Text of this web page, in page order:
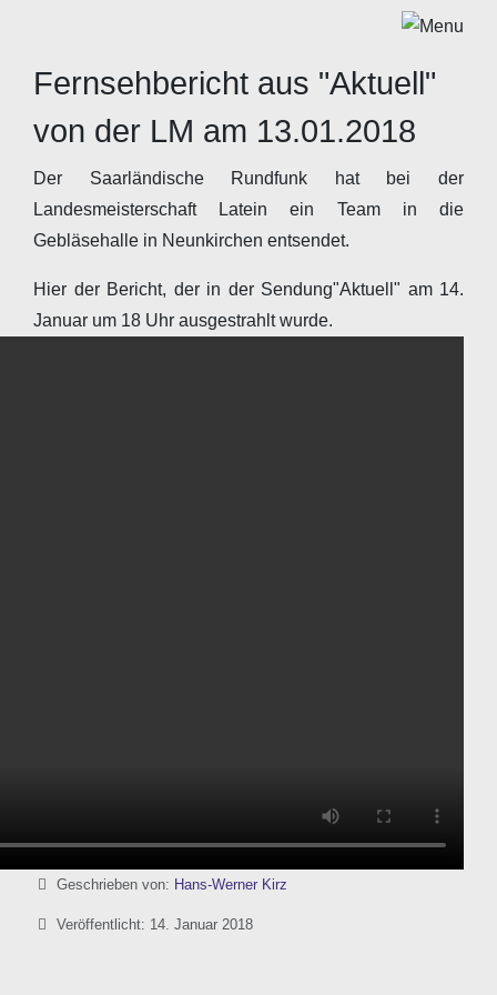
Fernsehbericht aus "Aktuell"
von der LM am 13.01.2018
Der Saarländische Rundfunk hat bei der
Landesmeisterschaft Latein ein Team in die
Gebläsehalle in Neunkirchen entsendet.
Hier der Bericht, der in der Sendung"Aktuell" am 14.
Januar um 18 Uhr ausgestrahlt wurde.
DetailsGeschrieben von: Hans-Werner Kirz
Veröffentlicht: 14. Januar 2018